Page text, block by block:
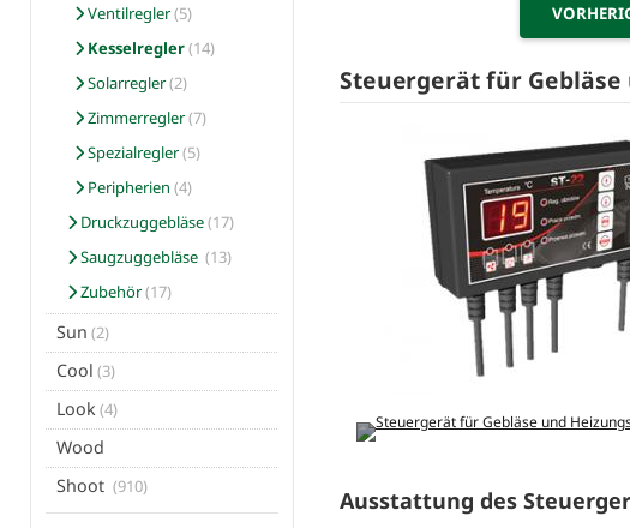
Ventilregler(5)
Kesselregler(14)
Solarregler(2)
Zimmerregler(7)
Spezialregler(5)
Peripherien (4)
Druckzuggebläse(17)
Saugzuggebläse (13)
Zubehör(17)
Sun (2)
Cool (3)
Look(4)
Wood
Shoot (910)
Steuergerät für Gebläse
Ausstattung des